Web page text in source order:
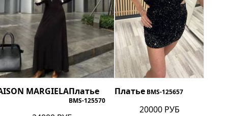
Платье
MARGIELA
BMS-125570
Платье BMS-125657
20000 РУБ